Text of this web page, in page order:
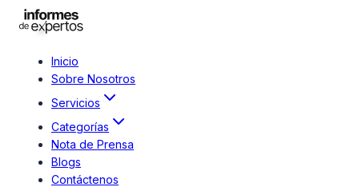
Inicio
Sobre Nosotros
Servicios
Categorías
Nota de Prensa
Blogs
Contáctenos